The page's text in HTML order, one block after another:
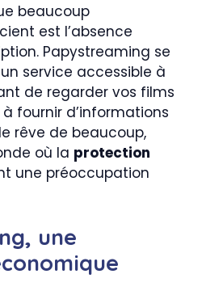
beaucoup
est l’absence
Papystreaming se
service accessible à
de regarder vos films
fournir d’informations
rêve de beaucoup,
où la protection
une préoccupation
une